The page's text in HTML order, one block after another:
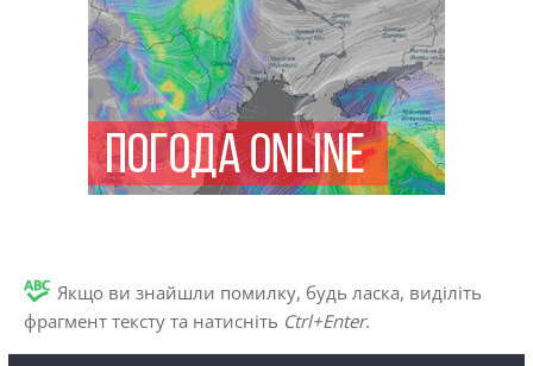
Якщо ви знайшли помилку, будь ласка, виділіть
фрагмент тексту та натисніть Ctrl+Enter.